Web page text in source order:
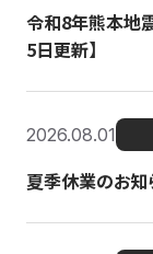
令和8年熊本地
5日更新】
2026.08.01
夏季休業のお知